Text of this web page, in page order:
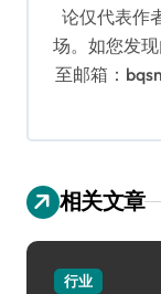
论仅代表作
场。如您发
至邮箱：
相关文章
行业